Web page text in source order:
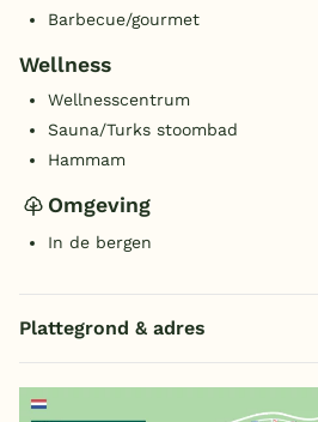
Barbecue/gourmet
Wellness
Wellnesscentrum
Sauna/Turks stoombad
Hammam
Omgeving
In de bergen
Plattegrond & adres